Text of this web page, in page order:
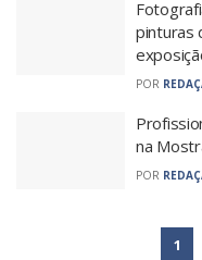
pinturas
POR
na
POR
1